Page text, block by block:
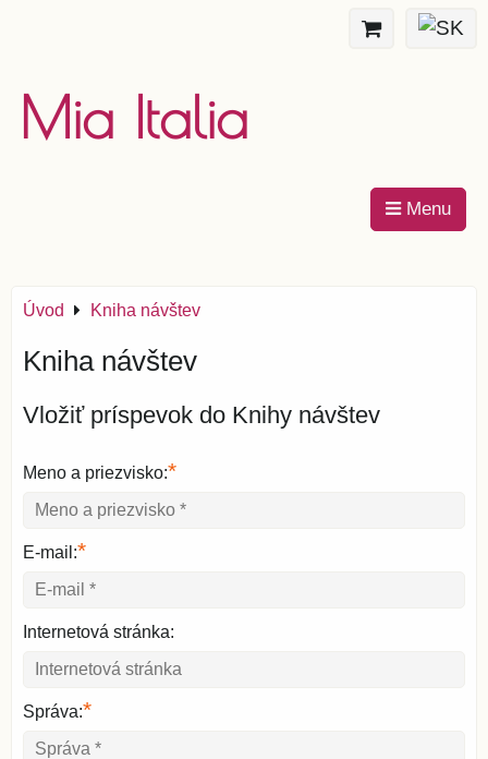
Mia Italia
Menu
Úvod Kniha návštev
Kniha návštev
Vložiť príspevok do Knihy návštev
Meno a priezvisko:*
E-mail:*
Internetová stránka:
Správa:*